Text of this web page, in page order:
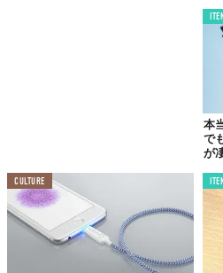
正面のワイヤレス充電面はスマート
た素材を採用。プラグ側は表面に一
なシボ加工を施し、傷もつきにくい
本
で
が
CULTURE